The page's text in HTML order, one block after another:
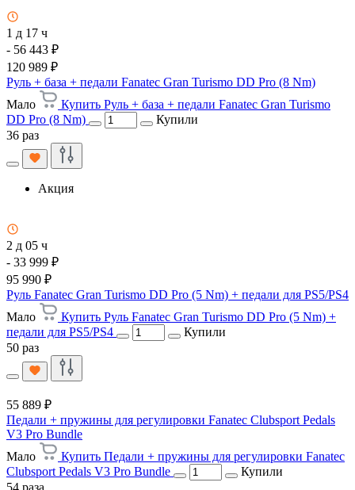
1 д 17 ч
- 56 443 ₽
120 989 ₽
Руль + база + педали Fanatec Gran Turismo DD Pro (8 Nm)
Мало
Купить Руль + база + педали Fanatec Gran Turismo
DD Pro (8 Nm)
Купили
36 раз
Акция
2 д 05 ч
- 33 999 ₽
95 990 ₽
Руль Fanatec Gran Turismo DD Pro (5 Nm) + педали для PS5/PS4
Мало
Купить Руль Fanatec Gran Turismo DD Pro (5 Nm) +
педали для PS5/PS4
Купили
50 раз
55 889 ₽
Педали + пружины для регулировки Fanatec Clubsport Pedals
V3 Pro Bundle
Мало
Купить Педали + пружины для регулировки Fanatec
Clubsport Pedals V3 Pro Bundle
Купили